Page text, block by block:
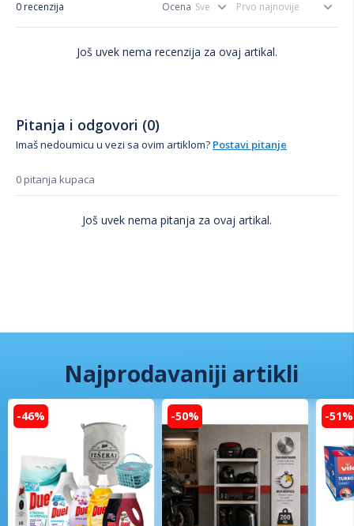
0 recenzija Ocena
Još uvek nema recenzija za ovaj artikal.
Pitanja i odgovori (0)
Imaš nedoumicu u vezi sa ovim artiklom? Postavi pitanje
0 pitanja kupaca
Još uvek nema pitanja za ovaj artikal.
Najprodavaniji artikli
-46% -50% -51%